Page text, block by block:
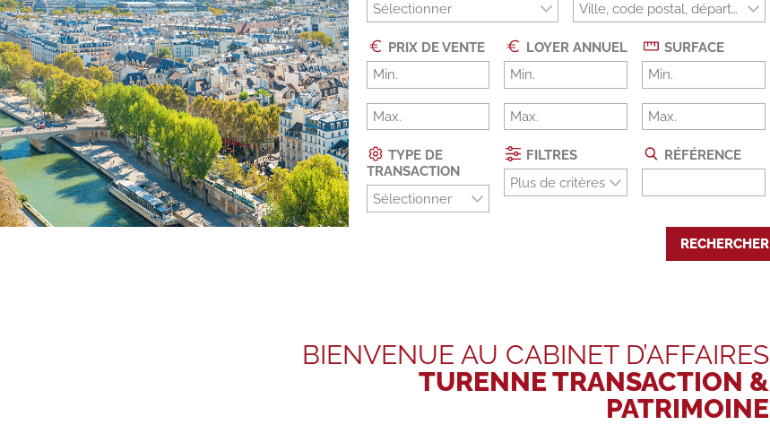
Sélectionner
PRIX DE VENTE LOYER ANNUEL SURFACE
TYPE DE
TRANSACTION
Sélectionner
FILTRES
Plus de critères
RÉFÉRENCE
RECHERCHER
BIENVENUE AU CABINET D’AFFAIRES
TURENNE TRANSACTION &
PATRIMOINE